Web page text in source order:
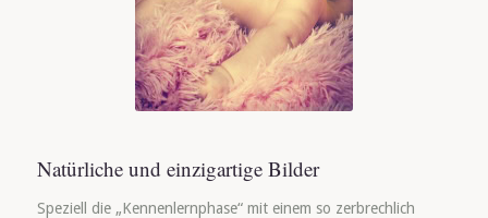
Natürliche und einzigartige Bilder
Speziell die „Kennenlernphase“ mit einem so zerbrechlich